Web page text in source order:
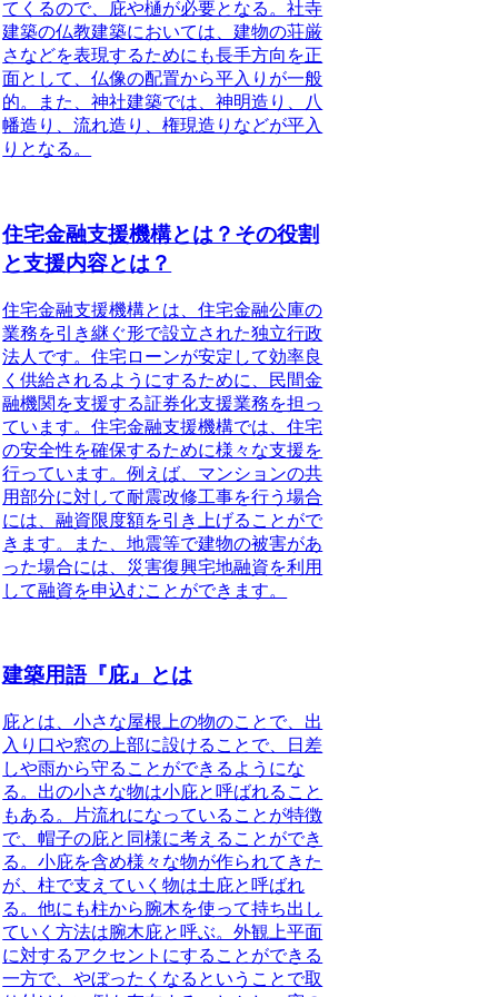
てくるので、庇や樋が必要となる。社寺
建築の仏教建築においては、建物の荘厳
さなどを表現するためにも長手方向を正
面として、仏像の配置から平入りが一般
的。また、神社建築では、神明造り、八
幡造り、流れ造り、権現造りなどが平入
りとなる。
住宅金融支援機構とは？その役割
と支援内容とは？
住宅金融支援機構とは、住宅金融公庫の
業務を引き継ぐ形で設立された独立行政
法人 です。住宅ローンが安定して効率良
く供給されるようにするために、民間金
融機関を支援する証券化支援業務を担っ
ています。住宅金融支援機構では、住宅
の安全性を確保するために様々な支援を
行っています。例えば、マンションの共
用部分に対して耐震改修工事を行う場合
には、融資限度額を引き上げることがで
きます。また、地震等で建物の被害があ
った場合には、災害復興宅地融資を利用
して融資を申込むことができます。
建築用語『庇』とは
庇とは、小さな屋根上の物のことで、出
入り口や窓の上部に設けることで、日差
しや雨から守ることができるようにな
る。 出の小さな物は小庇と呼ばれること
もある。片流れになっていることが特徴
で、帽子の庇と同様に考えることができ
る。小庇を含め様々な物が作られてきた
が、柱で支えていく物は土庇と呼ばれ
る。他にも柱から腕木を使って持ち出し
ていく方法は腕木庇と呼ぶ。外観上平面
に対するアクセントにすることができる
一方で、やぼったくなるということで取